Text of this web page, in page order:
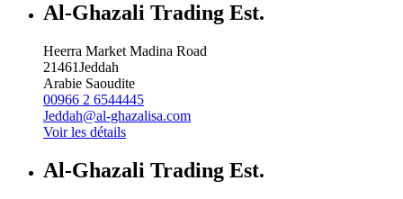
Al-Ghazali Trading Est.
Heerra Market Madina Road
21461Jeddah
Arabie Saoudite
00966 2 6544445
Jeddah@al-ghazalisa.com
Voir les détails
Al-Ghazali Trading Est.